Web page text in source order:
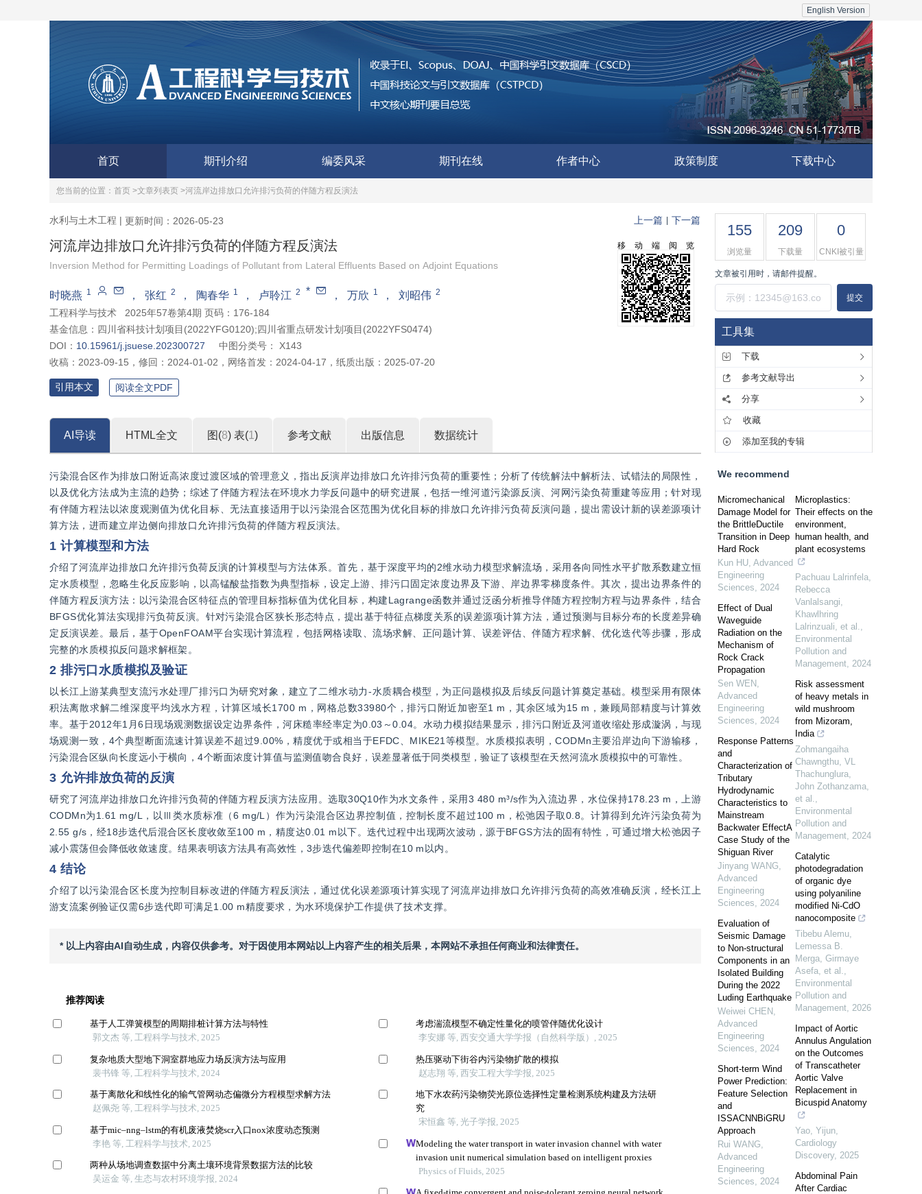
English Version
首页 期刊介绍 编委风采 期刊在线 作者中心 政策制度 下载中心
您当前的位置： 首页 >文章列表页 >河流岸边排放口允许排污负荷的伴随方程反演法
水利与土木工程 | 更新时间：2026-05-23 上一篇 下一篇
河流岸边排放口允许排污负荷的伴随方程反演法
Inversion Method for Permitting Loadings of Pollutant from Lateral Effluents Based on Adjoint Equations
时晓燕 1 ， 张红 2 ， 陶春华 1 ， 卢聆江 2 * ， 万欣 1 ， 刘昭伟 2
工程科学与技术
2025年57卷第4期 页码：176-184
基金信息： 四川省科技计划项目(2022YFG0120);四川省重点研发计划项目(2022YFS0474)
DOI： 10.15961/j.jsuese.202300727 中图分类号：
X143
收稿： 2023-09-15 ， 修回： 2024-01-02 ， 网络首发： 2024-04-17 ， 纸质出版： 2025-07-20
移动端阅览
引用本文 阅读全文PDF
AI导读 HTML全文 图(8) 表(1 ) 参考文献 出版信息 数据统计
污染混合区作为排放口附近高浓度过渡区域的管理意义，指出反演岸边排放口允许排污负荷的重要性；分析了传统解法中解析法、试错法的局限性，
以及优化方法成为主流的趋势；综述了伴随方程法在环境水力学反问题中的研究进展，包括一维河道污染源反演、河网污染负荷重建等应用；针对现
有伴随方程法以浓度观测值为优化目标、无法直接适用于以污染混合区范围为优化目标的排放口允许排污负荷反演问题，提出需设计新的误差源项计
算方法，进而建立岸边侧向排放口允许排污负荷的伴随方程反演法。
1 计算模型和方法
介绍了河流岸边排放口允许排污负荷反演的计算模型与方法体系。首先，基于深度平均的2维水动力模型求解流场，采用各向同性水平扩散系数建立恒
定水质模型，忽略生化反应影响，以高锰酸盐指数为典型指标，设定上游、排污口固定浓度边界及下游、岸边界零梯度条件。其次，提出边界条件的
伴随方程反演方法：以污染混合区特征点的管理目标指标值为优化目标，构建Lagrange函数并通过泛函分析推导伴随方程控制方程与边界条件，结合
BFGS优化算法实现排污负荷反演。针对污染混合区狭长形态特点，提出基于特征点梯度关系的误差源项计算方法，通过预测与目标分布的长度差异确
定反演误差。最后，基于OpenFOAM平台实现计算流程，包括网格读取、流场求解、正问题计算、误差评估、伴随方程求解、优化迭代等步骤，形成
完整的水质模拟反问题求解框架。
2 排污口水质模拟及验证
以长江上游某典型支流污水处理厂排污口为研究对象，建立了二维水动力-水质耦合模型，为正问题模拟及后续反问题计算奠定基础。模型采用有限体
积法离散求解二维深度平均浅水方程，计算区域长1700 m，网格总数33980个，排污口附近加密至1 m，其余区域为15 m，兼顾局部精度与计算效
率。基于2012年1月6日现场观测数据设定边界条件，河床糙率经率定为0.03～0.04。水动力模拟结果显示，排污口附近及河道收缩处形成漩涡，与现
场观测一致，4个典型断面流速计算误差不超过9.00%，精度优于或相当于EFDC、MIKE21等模型。水质模拟表明，CODMn主要沿岸边向下游输移，
污染混合区纵向长度远小于横向，4个断面浓度计算值与监测值吻合良好，误差显著低于同类模型，验证了该模型在天然河流水质模拟中的可靠性。
3 允许排放负荷的反演
研究了河流岸边排放口允许排污负荷的伴随方程反演方法应用。选取30Q10作为水文条件，采用3 480 m³/s作为入流边界，水位保持178.23 m，上游
CODMn为1.61 mg/L，以Ⅲ类水质标准（6 mg/L）作为污染混合区边界控制值，控制长度不超过100 m，松弛因子取0.8。计算得到允许污染负荷为
2.55 g/s，经18步迭代后混合区长度收敛至100 m，精度达0.01 m以下。迭代过程中出现两次波动，源于BFGS方法的固有特性，可通过增大松弛因子
减小震荡但会降低收敛速度。结果表明该方法具有高效性，3步迭代偏差即控制在10 m以内。
4 结论
介绍了以污染混合区长度为控制目标改进的伴随方程反演法，通过优化误差源项计算实现了河流岸边排放口允许排污负荷的高效准确反演，经长江上
游支流案例验证仅需6步迭代即可满足1.00 m精度要求，为水环境保护工作提供了技术支撑。
* 以上内容由AI自动生成，内容仅供参考。对于因使用本网站以上内容产生的相关后果，本网站不承担任何商业和法律责任。
155
浏览量
209
下载量
0
CNKI被引量
文章被引用时，请邮件提醒。
提交
工具集
下载
参考文献导出
分享
收藏
添加至我的专辑
We recommend
Micromechanical
Damage Model for
the BrittleDuctile
Transition in Deep
Hard Rock
Kun HU, Advanced
Engineering
Sciences, 2024
Effect of Dual
Waveguide
Radiation on the
Mechanism of
Rock Crack
Propagation
Sen WEN ,
Advanced
Engineering
Sciences, 2024
Response Patterns
and
Characterization of
Tributary
Hydrodynamic
Characteristics to
Mainstream
Backwater EffectA
Case Study of the
Shiguan River
Jinyang WANG,
Advanced
Engineering
Sciences, 2024
Evaluation of
Seismic Damage
to Non-structural
Components in an
Isolated Building
During the 2022
Luding Earthquake
Weiwei CHEN ,
Advanced
Engineering
Sciences, 2024
Short-term Wind
Power Prediction:
Feature Selection
and
ISSACNNBiGRU
Approach
Rui WANG,
Advanced
Engineering
Sciences, 2024
Microplastics:
Their effects on the
environment,
human health, and
plant ecosystems
Pachuau Lalrinfela,
Rebecca
Vanlalsangi,
Khawlhring
Lalrinzuali, et al.,
Environmental
Pollution and
Management, 2024
Risk assessment
of heavy metals in
wild mushroom
from Mizoram,
India
Zohmangaiha
Chawngthu, VL
Thachunglura,
John Zothanzama,
et al.,
Environmental
Pollution and
Management, 2024
Catalytic
photodegradation
of organic dye
using polyaniline
modified Ni-CdO
nanocomposite
Tibebu Alemu,
Lemessa B.
Merga, Girmaye
Asefa, et al.,
Environmental
Pollution and
Management, 2026
Impact of Aortic
Annulus Angulation
on the Outcomes
of Transcatheter
Aortic Valve
Replacement in
Bicuspid Anatomy
Yao, Yijun,
Cardiology
Discovery, 2025
Abdominal Pain
After Cardiac